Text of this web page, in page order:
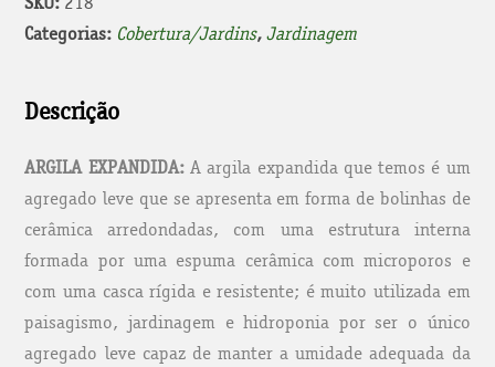
Categorias: Cobertura/Jardins,Jardinagem
Descrição
ARGILA EXPANDIDA:A argila expandida que temos é um
agregado leve que se apresenta em forma de bolinhas de
cerâmica arredondadas, com uma estrutura interna
formada por uma espuma cerâmica com microporos e
com uma casca rígida e resistente; é muito utilizada em
paisagismo, jardinagem e hidroponia por ser o único
agregado leve capaz de manter a umidade adequada da